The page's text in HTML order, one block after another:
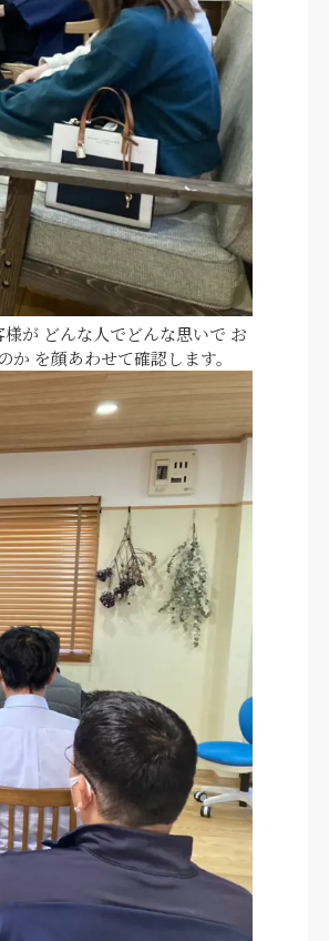
が どんな人でどんな思いで お
を顔あわせて確認します。